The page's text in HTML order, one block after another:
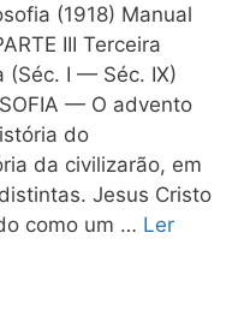
(1918) Manual
III Terceira
(Séc. I — Séc. IX)
— O advento
do
da civilizarão, em
Jesus Cristo
como um … Ler